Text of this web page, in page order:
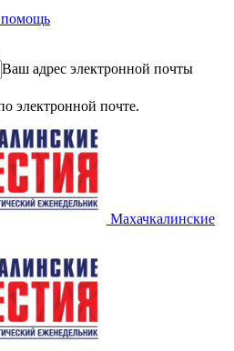
помощь
Ваш адрес электронной почты
электронной почте.
Махачкалинские